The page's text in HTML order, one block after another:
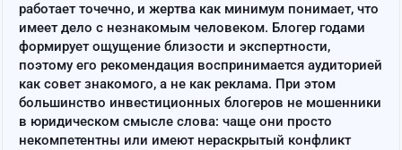
работает точечно, и жертва как минимум понимает, что
имеет дело с незнакомым человеком. Блогер годами
формирует ощущение близости и экспертности,
поэтому его рекомендация воспринимается аудиторией
как совет знакомого, а не как реклама. При этом
большинство инвестиционных блогеров не мошенники
в юридическом смысле слова: чаще они просто
некомпетентны или имеют нераскрытый конфликт